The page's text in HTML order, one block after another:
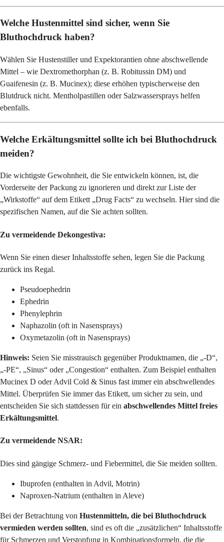
Welche Hustenmittel sind sicher, wenn Sie
Bluthochdruck haben?
Wählen Sie Hustenstiller und Expektorantien ohne abschwellende
Mittel – wie Dextromethorphan (z. B. Robitussin DM) und
Guaifenesin (z. B. Mucinex); diese erhöhen typischerweise den
Blutdruck nicht. Mentholpastillen oder Salzwassersprays helfen
ebenfalls.
Welche Erkältungsmittel sollte ich bei Bluthochdruck
meiden?
Die wichtigste Gewohnheit, die Sie entwickeln können, ist, die
Vorderseite der Packung zu ignorieren und direkt zur Liste der
„Wirkstoffe“ auf dem Etikett „Drug Facts“ zu wechseln. Hier sind die
spezifischen Namen, auf die Sie achten sollten.
Zu vermeidende Dekongestiva:
Wenn Sie einen dieser Inhaltsstoffe sehen, legen Sie die Packung
zurück ins Regal.
Pseudoephedrin
Ephedrin
Phenylephrin
Naphazolin (oft in Nasensprays)
Oxymetazolin (oft in Nasensprays)
Hinweis: Seien Sie misstrauisch gegenüber Produktnamen, die „-D“,
„-PE“, „Sinus“ oder „Congestion“ enthalten. Zum Beispiel enthalten
Mucinex D oder Advil Cold & Sinus fast immer ein abschwellendes
Mittel. Überprüfen Sie immer das Etikett, um sicher zu sein, und
entscheiden Sie sich stattdessen für ein abschwellendes Mittel freies
Erkältungsmittel.
Zu vermeidende NSAR:
Dies sind gängige Schmerz- und Fiebermittel, die Sie meiden sollten.
Ibuprofen (enthalten in Advil, Motrin)
Naproxen-Natrium (enthalten in Aleve)
Bei der Betrachtung von Hustenmitteln, die bei Bluthochdruck
vermieden werden sollten, sind es oft die „zusätzlichen“ Inhaltsstoffe
für Schmerzen und Verstopfung in Kombinationsformeln, die die